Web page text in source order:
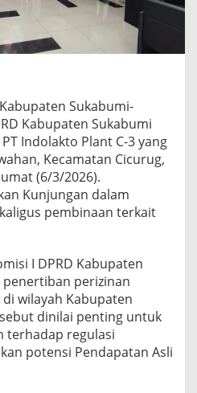
Sukabumi-
Kabupaten Sukabumi
Indolakto Plant C-3 yang
Kecamatan Cicurug,
(6/3/2026).
Kunjungan dalam
pembinaan terkait
I DPRD Kabupaten
perizinan
wilayah Kabupaten
dinilai penting untuk
terhadap regulasi
potensi Pendapatan Asli